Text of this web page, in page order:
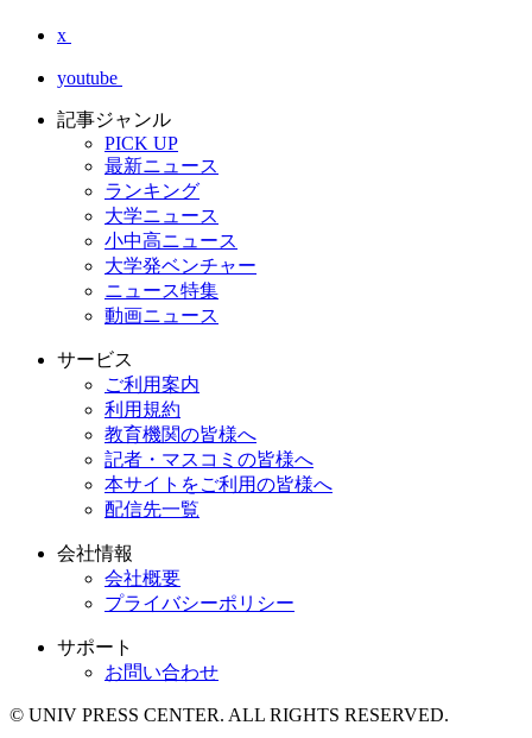
x
youtube
記事ジャンル
PICK UP
最新ニュース
ランキング
大学ニュース
小中高ニュース
大学発ベンチャー
ニュース特集
動画ニュース
サービス
ご利用案内
利用規約
教育機関の皆様へ
記者・マスコミの皆様へ
本サイトをご利用の皆様へ
配信先一覧
会社情報
会社概要
プライバシーポリシー
サポート
お問い合わせ
© UNIV PRESS CENTER. ALL RIGHTS RESERVED.